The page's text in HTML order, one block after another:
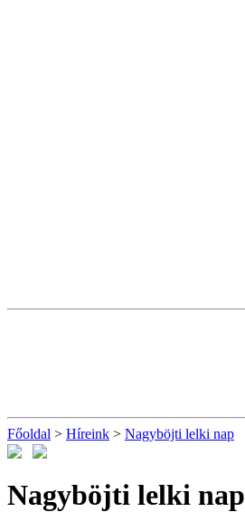
Főoldal > Híreink > Nagyböjti lelki nap
Nagyböjti lelki nap